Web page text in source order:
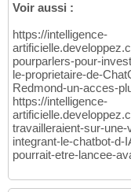
Voir aussi :
https://intelligence-
pourparlers-pour-
le-proprietaire-de-
Redmond-un-acces-
https://intelligence-
travailleraient-sur-
integrant-le-chatbot-d-
pourrait-etre-lancee-